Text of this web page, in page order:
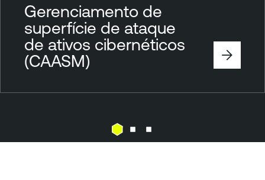
Gerenciamento de
superfície de ataque
de ativos cibernéticos
(CAASM)